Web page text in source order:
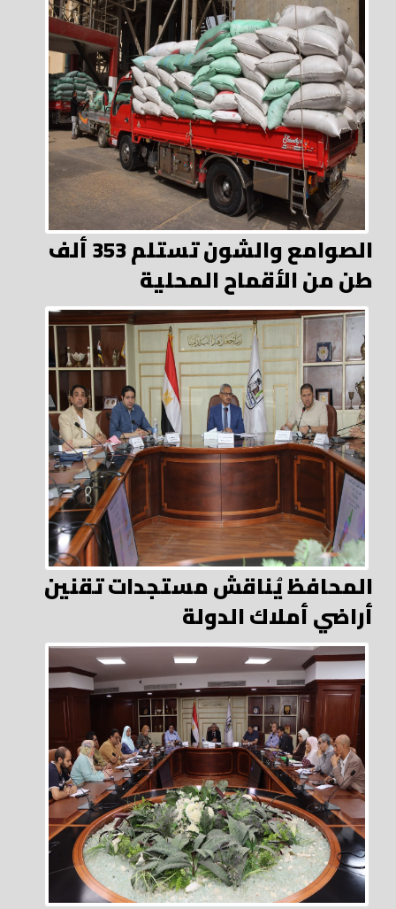
الصوامع والشون تستلم 353 ألف
طن من الأقماح المحلية
المحافظ يُناقش مستجدات تقنين
أراضي أملاك الدولة